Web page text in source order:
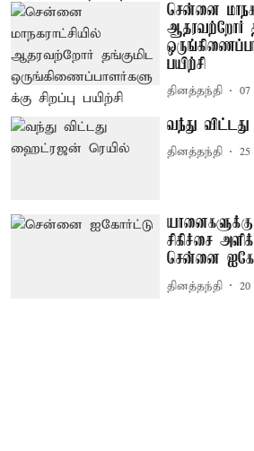
சென்னை
ஆதரவற்றோர்
பயிற்சி
தினத்தந்தி
வந்து
தினத்தந்தி
சிகிச்சை
சென்னை
தினத்தந்தி